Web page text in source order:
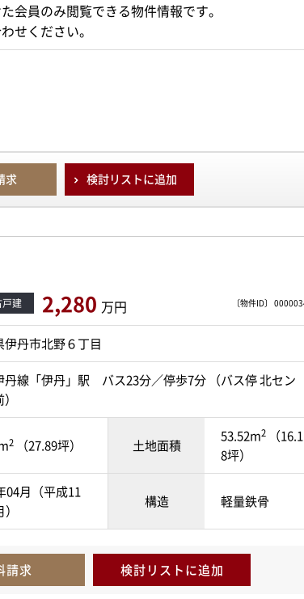
会員のみ閲覧できる物件情報です。
せください。
求 検討リストに追加
〔物件ID〕
戸建 2,280 万円
伊丹市北野６丁目
丹線「伊丹」駅 バス23分／停歩7分 （バス停 北セン
2 （27.89坪） 土地面積
53.52m2
（16.1
8坪）
04月（平成11
構造 軽量鉄骨
請求 検討リストに追加